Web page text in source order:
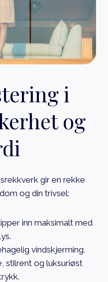
i
og
gir en rekke
og din trivsel:
inn maksimalt med
vindskjerming.
stilrent og luksuriøst